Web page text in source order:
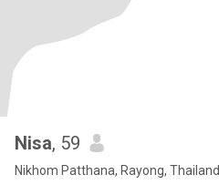
Nisa, 59
Nikhom Patthana, Rayong, Thailand